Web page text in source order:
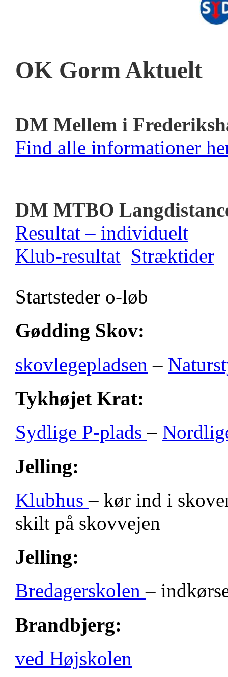
OK Gorm Aktuelt
DM Mellem i
Find alle informationer
DM MTBO
Resultat – individuelt
Klub-resultat Stræktider
Startsteder o-løb
Gødding Skov:
skovlegepladsen –
Tykhøjet Krat:
Sydlige P-plads–
Jelling:
Klubhus– kør ind i
skilt på skovvejen
Jelling:
Bredagerskolen–
Brandbjerg:
ved Højskolen